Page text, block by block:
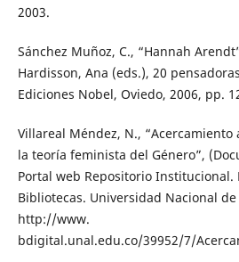
2003.
Sánchez Muñoz, C., “Hannah
Hardisson, Ana (eds.), 20
Ediciones Nobel, Oviedo, 2006, pp.
Villareal Méndez, N.,
la teoría feminista del Género”,
Portal web Repositorio Institucional.
Bibliotecas. Universidad Nacional
http://www.
bdigital.unal.edu.co/39952/7/